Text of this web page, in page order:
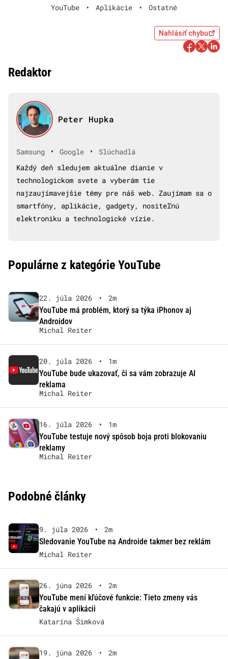
YouTube • Aplikácie • Ostatné
Nahlásiť chybu
Redaktor
Peter Hupka
Samsung • Google •
Slúchadlá
Každý deň sledujem aktuálne dianie v
technologickom svete a vyberám tie
najzaujímavejšie témy pre náš web. Zaujímam sa o
smartfóny, aplikácie, gadgety, nositeľnú
elektroniku a technologické vízie.
Populárne z kategórie YouTube
22. júla 2026 •
2m
YouTube má problém, ktorý sa týka iPhonov aj
Androidov
Michal Reiter
20. júla 2026 •
1m
YouTube bude ukazovať, či sa vám zobrazuje AI
reklama
Michal Reiter
16. júla 2026 •
1m
YouTube testuje nový spôsob boja proti blokovaniu
reklamy
Michal Reiter
Podobné články
9. júla 2026 •
2m
Sledovanie YouTube na Androide takmer bez reklám
Michal Reiter
26. júna 2026 •
2m
YouTube mení kľúčové funkcie: Tieto zmeny vás
čakajú v aplikácii
Katarína Šimková
19. júna 2026 •
2m